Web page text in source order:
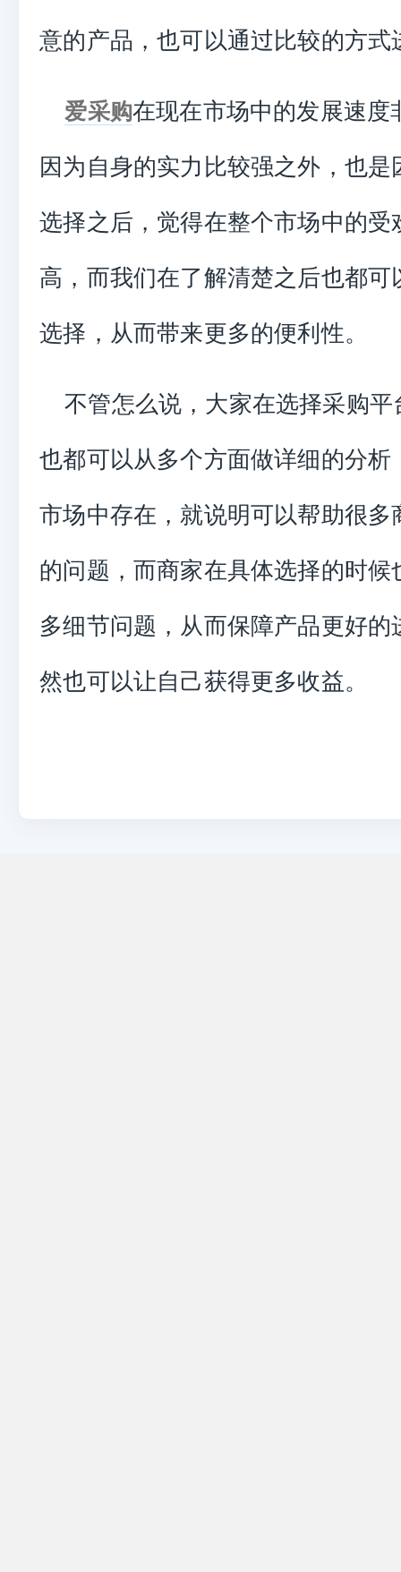
意的产品，也可以通过比较的方式
爱采购在现在市场中的发展速度
因为自身的实力比较强之外，也是
选择之后，觉得在整个市场中的受
高，而我们在了解清楚之后也都可
选择，从而带来更多的便利性。
不管怎么说，大家在选择采购平
也都可以从多个方面做详细的分析
市场中存在，就说明可以帮助很多
的问题，而商家在具体选择的时候
多细节问题，从而保障产品更好的
然也可以让自己获得更多收益。